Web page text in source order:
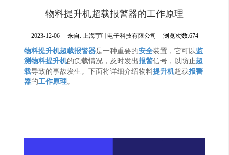
物料提升机超载报警器的工作原理
2023-12-06 来自: 上海宇叶电子科技有限公司 浏览次数:674
物料提升机超载报警器是一种重要的安全装置，它可以监
测物料提升机的负载情况，及时发出报警信号，以防止超
载导致的事故发生。下面将详细介绍物料提升机超载报警
器的工作原理。